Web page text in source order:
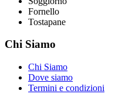
Fornello
Tostapane
Chi Siamo
Chi Siamo
Dove siamo
Termini e condizioni